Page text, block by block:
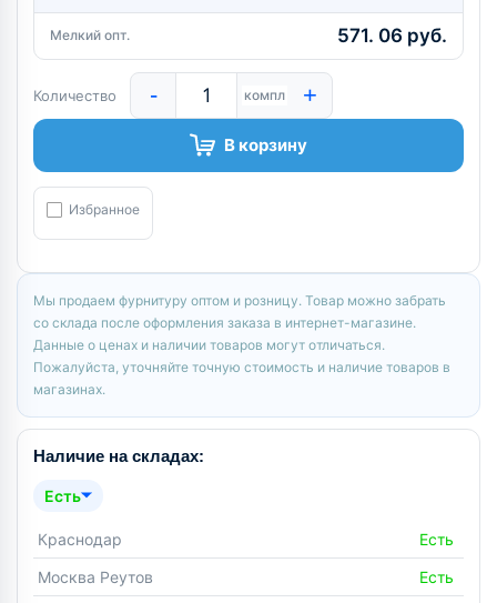
Мелкий опт. 571. 06 руб.
Количество - компл +
В корзину
Избранное
Мы продаем фурнитуру оптом и розницу. Товар можно забрать
со склада после оформления заказа в интернет-магазине.
Данные о ценах и наличии товаров могут отличаться.
Пожалуйста, уточняйте точную стоимость и наличие товаров в
магазинах.
Наличие на складах:
Есть
Краснодар
Есть
Москва Реутов
Есть